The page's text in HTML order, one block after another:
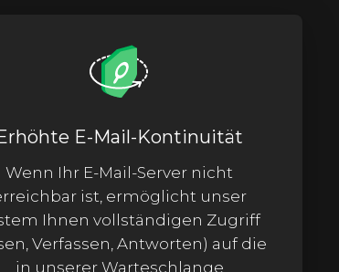
E-Mail-Kontinuität
Wenn Ihr E-Mail-Server nicht
ist, ermöglicht unser
Ihnen vollständigen Zugriff
Verfassen, Antworten) auf die
in unserer Warteschlange